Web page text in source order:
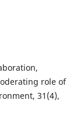
role of
31(4),